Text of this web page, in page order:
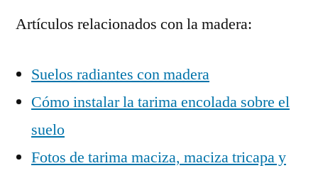
Artículos relacionados con la madera:
Suelos radiantes con madera
Cómo instalar la tarima encolada sobre el
suelo
Fotos de tarima maciza, maciza tricapa y